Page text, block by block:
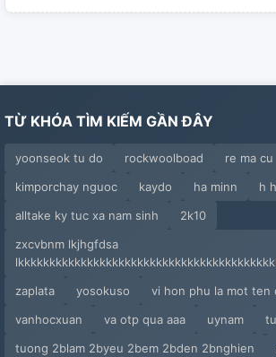
TỪ KHÓA TÌM KIẾM GẦN ĐÂY
yoonseok tu do rockwoolboad
re ma cu
kimporchay nguoc
kaydo ha minn h
alltake ky tuc xa nam sinh
2k10
zxcvbnm lkjhgfdsa
zaplata
yosokuso
vi hon phu la mot ten
vanhocxuan
va otp qua aaa uynam
tuong 2blam 2byeu 2bem 2bden 2bnghien